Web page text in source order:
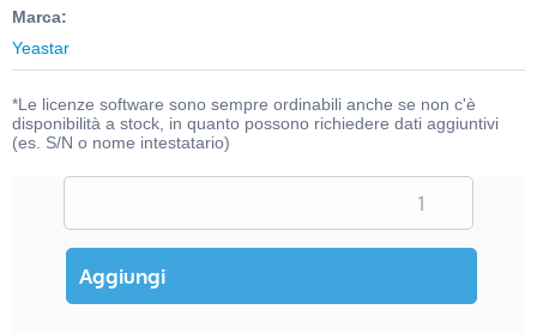
Marca:
Yeastar
*Le licenze software sono sempre ordinabili anche se non c'è
disponibilità a stock, in quanto possono richiedere dati aggiuntivi
(es. S/N o nome intestatario)